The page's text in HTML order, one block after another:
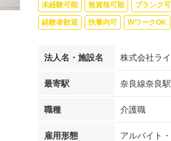
未経験可能 無資格可能 ブランク
経験者歓迎 扶養内可 WワークOK
法人名・施設名 株式会社ラ
最寄駅 奈良線奈良駅
職種 介護職
雇用形態 アルバイト